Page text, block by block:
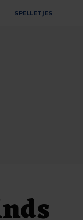
SPELLETJES